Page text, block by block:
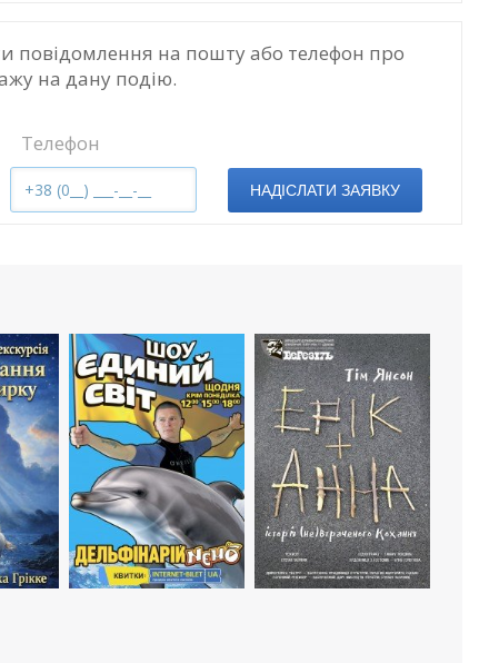
на пошту або телефон про
на дану подію.
Телефон
НАДІСЛАТИ ЗАЯВКУ